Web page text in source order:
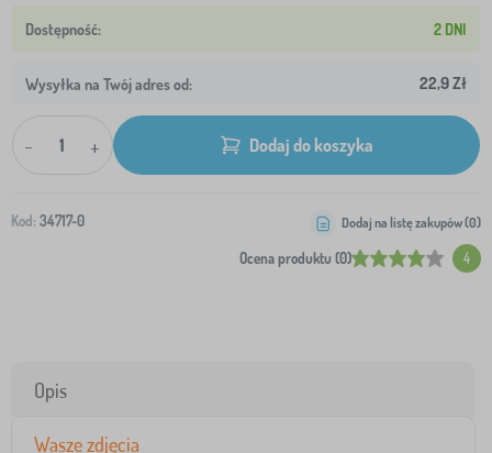
2 DNI
Wysyłka na Twój adres od: 22,9 Zł
- + Dodaj do koszyka
Kod: 34717-0
Ocena produktu (0) 4
Dodaj na listę zakupów (0)
Opis
Wasze zdjęcia